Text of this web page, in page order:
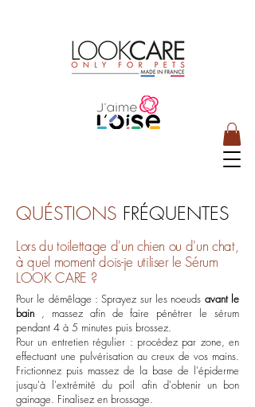
QUÉSTIONS FRÉQUENTES
Pour le démêlage : Sprayez sur les noeuds avant le
bain , massez afin de faire pénétrer le sérum
pendant 4 à 5 minutes puis brossez.
Pour un entretien régulier : procédez par zone, en
effectuant une pulvérisation au creux de vos mains.
Frictionnez puis massez de la base de l'épiderme
jusqu'à l'extrémité du poil afin d'obtenir un bon
gainage. Finalisez en brossage.
Lors du toilettage d'un chien ou d'un chat,
à quel moment dois-je utiliser le Sérum
LOOK CARE ?